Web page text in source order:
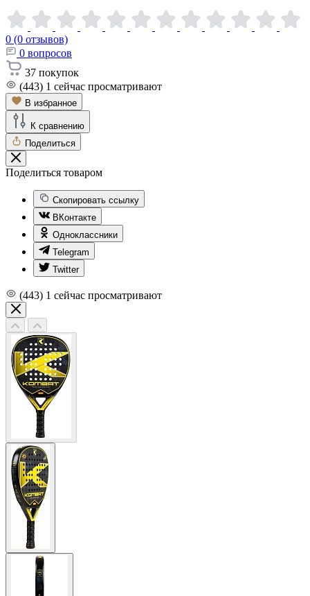
0 (0 отзывов)
0 вопросов
37 покупок
(443) 1 сейчас просматривают
В избранное
К сравнению
Поделиться
Поделиться товаром
Скопировать ссылку
ВКонтакте
Одноклассники
Telegram
Twitter
(443) 1 сейчас просматривают